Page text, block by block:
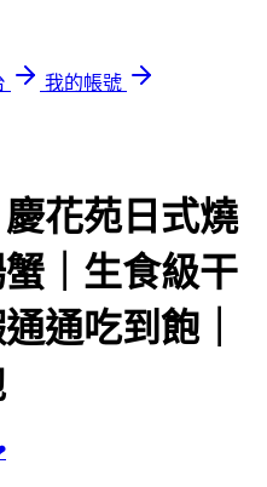
我的帳號
花苑日式燒
｜生食級干
通吃到飽｜